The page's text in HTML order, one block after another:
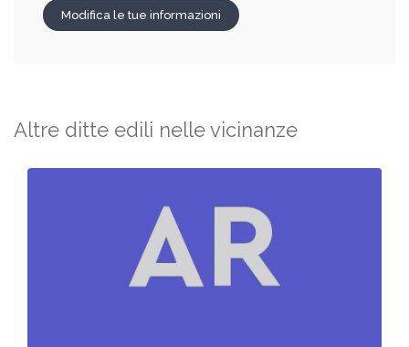
Modifica le tue informazioni
Altre ditte edili nelle vicinanze